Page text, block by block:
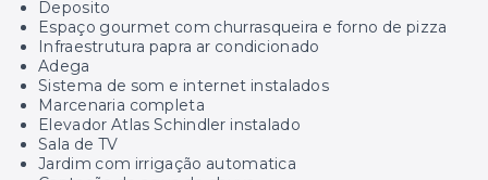
Deposito
Espaço gourmet com churrasqueira e forno de pizza
Infraestrutura papra ar condicionado
Adega
Sistema de som e internet instalados
Marcenaria completa
Elevador Atlas Schindler instalado
Sala de TV
Jardim com irrigação automatica